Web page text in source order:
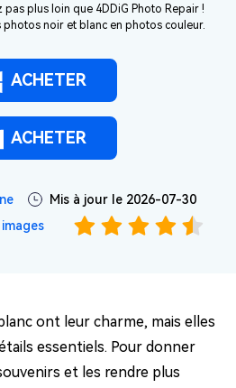
pas plus loin que 4DDiG Photo Repair !
noir et blanc en photos couleur.
ACHETER
ACHETER
Mis à jour le 2026-07-30
ont leur charme, mais elles
essentiels. Pour donner
et les rendre plus